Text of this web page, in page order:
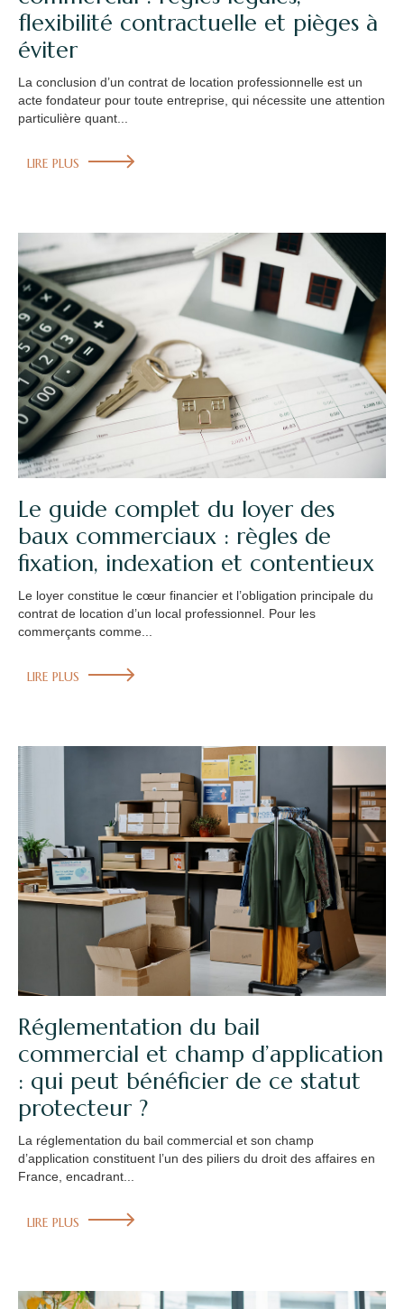
flexibilité contractuelle et pièges à
éviter
La conclusion d’un contrat de location professionnelle est un
acte fondateur pour toute entreprise, qui nécessite une attention
particulière quant...
LIRE PLUS
Le guide complet du loyer des
baux commerciaux : règles de
fixation, indexation et contentieux
Le loyer constitue le cœur financier et l’obligation principale du
contrat de location d’un local professionnel. Pour les
commerçants comme...
LIRE PLUS
Réglementation du bail
commercial et champ d’application
: qui peut bénéficier de ce statut
protecteur ?
La réglementation du bail commercial et son champ
d’application constituent l’un des piliers du droit des affaires en
France, encadrant...
LIRE PLUS